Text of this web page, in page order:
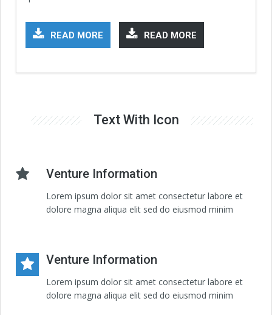
READ MORE READ MORE
Text With Icon
Venture Information
Lorem ipsum dolor sit amet consectetur labore et
dolore magna aliqua elit sed do eiusmod minim
Venture Information
Lorem ipsum dolor sit amet consectetur labore et
dolore magna aliqua elit sed do eiusmod minim